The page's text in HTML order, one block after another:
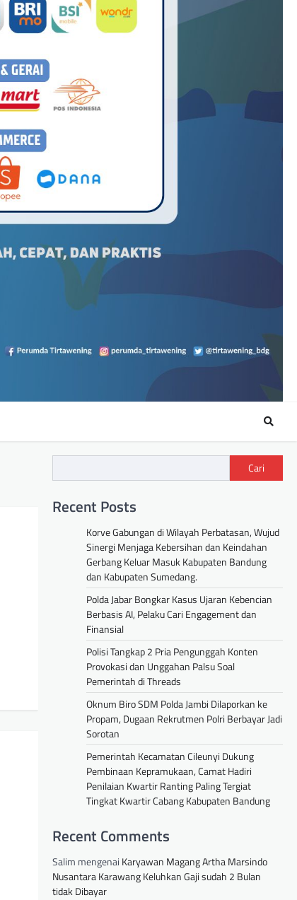
Cari
Recent Posts
Korve Gabungan di Wilayah Perbatasan, Wujud
Sinergi Menjaga Kebersihan dan Keindahan
Gerbang Keluar Masuk Kabupaten Bandung
dan Kabupaten Sumedang.
Polda Jabar Bongkar Kasus Ujaran Kebencian
Berbasis AI, Pelaku Cari Engagement dan
Finansial
Polisi Tangkap 2 Pria Pengunggah Konten
Provokasi dan Unggahan Palsu Soal
Pemerintah di Threads
Oknum Biro SDM Polda Jambi Dilaporkan ke
Propam, Dugaan Rekrutmen Polri Berbayar Jadi
Sorotan
Pemerintah Kecamatan Cileunyi Dukung
Pembinaan Kepramukaan, Camat Hadiri
Penilaian Kwartir Ranting Paling Tergiat
Tingkat Kwartir Cabang Kabupaten Bandung
Recent Comments
Salim mengenai Karyawan Magang Artha Marsindo
Nusantara Karawang Keluhkan Gaji sudah 2 Bulan
tidak Dibayar